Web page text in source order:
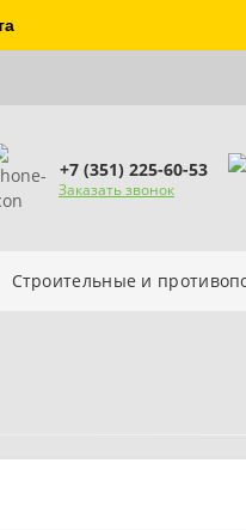
+7 (351) 225-60-53
Заказать звонок
Строительные и